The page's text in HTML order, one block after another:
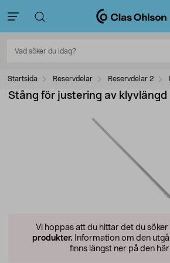
Startsida Reservdelar Reservdelar 2
Stång för justering av klyvlängd
Vi hoppas att du hittar det du
produkter. Information om den
finns längst ner på den